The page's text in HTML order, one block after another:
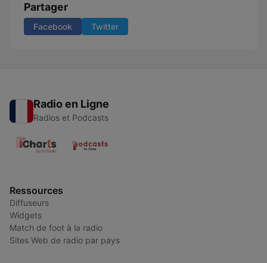
Partager
Facebook Twitter
Radio en Ligne
Radios et Podcasts
Ressources
Diffuseurs
Widgets
Match de foot à la radio
Sites Web de radio par pays